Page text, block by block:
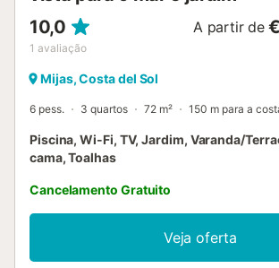
10,0
1 avaliação
A partir de
Mijas, Costa del Sol
6 pess. 3 quartos 72 m² 150 m para a
Piscina, Wi-Fi, TV, Jardim, Varanda/
cama, Toalhas
Cancelamento Gratuito
Veja oferta